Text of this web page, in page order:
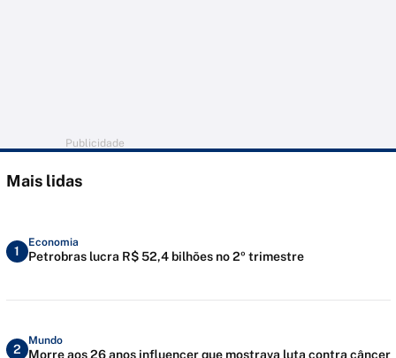
Publicidade
Mais lidas
1
Economia
Petrobras lucra R$ 52,4 bilhões no 2º trimestre
2
Mundo
Morre aos 26 anos influencer que mostrava luta contra câncer